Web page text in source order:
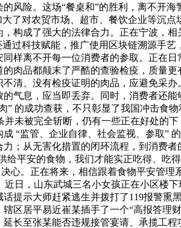
风险。这场“餐桌和”的胜利，离不开
了对农贸市场、超市、餐饮企业等沉
构成了强大的法律合力。正在宁波，
过科技赋能，推广使用区块链溯源手
样离不开每一位消费者的参取。正在
肉品都颠末了严酷的查验检疫，质量
清、没有检疫证明的肉品，应避免采
气息，应当即丢弃。同时，消费者还
” 的成功查获，不只彰显了我国冲击食
未被完全斩断，仍有一些正在好处的
“监管、企业自律、社会监视、参取”
；从无害化措置的闭环流程，到消费
平安的食物，我们才能实正吃得、
心。正在将来，相信跟着食物平安管
日，山东武城三名小女孩正在小区楼
提示大师赶紧逃生并拨打了119报警
区居平易近崔某插手了一个“高报答
长至张某能否违规接管宴请、承揽工